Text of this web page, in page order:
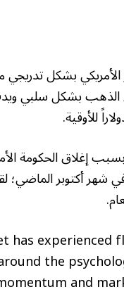
بشكل تدريجي
بالتالي على الذهب بشكل
إغلاق الحكومة
شهر أكتوبر
has
the
and